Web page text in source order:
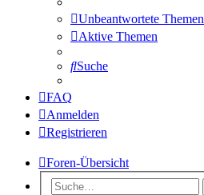
Unbeantwortete Themen
Aktive Themen
Suche
FAQ
Anmelden
Registrieren
Foren-Übersicht